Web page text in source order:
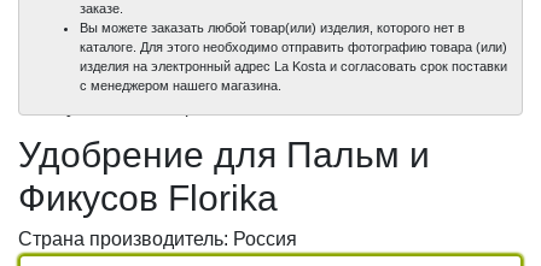
100%
заказе.
Вы можете заказать любой товар(или) изделия, которого нет в
каталоге. Для этого необходимо отправить фотографию товара (или)
изделия на электронный адрес La Kosta и согласовать срок поставки
с менеджером нашего магазина.
Удобрение для Пальм и
Фикусов Florika
Страна производитель: Россия